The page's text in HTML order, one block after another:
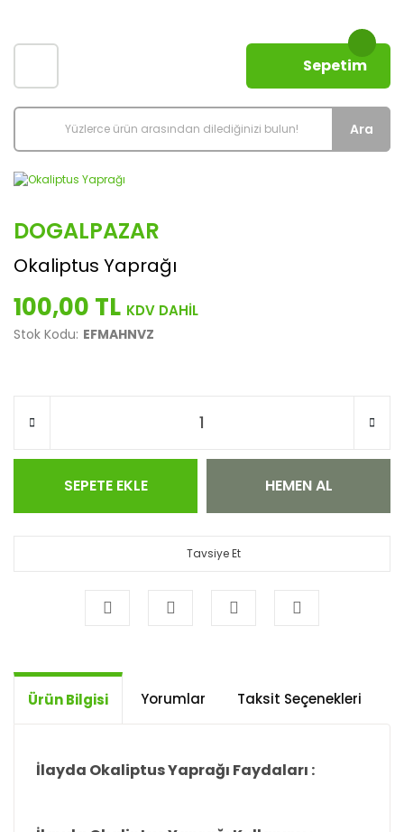
Ara
Sepetim
DOGALPAZAR
Okaliptus Yaprağı
100,00 TL
Stok Kodu: EFMAHNVZ
SEPETE EKLE HEMEN AL
Tavsiye Et
Ürün Bilgisi Yorumlar Taksit Seçenekleri
İlayda Okaliptus Yaprağı Faydaları :